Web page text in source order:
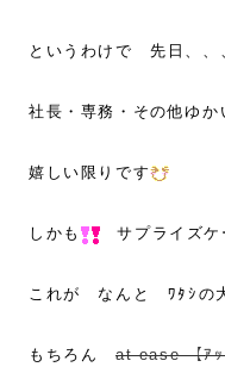
というわけで 先日、、
社長・専務・その他ゆ
嬉しい限りです
しかも サプライズケ
これが なんと ﾜﾀｼの
もちろん at ease 【ｱ